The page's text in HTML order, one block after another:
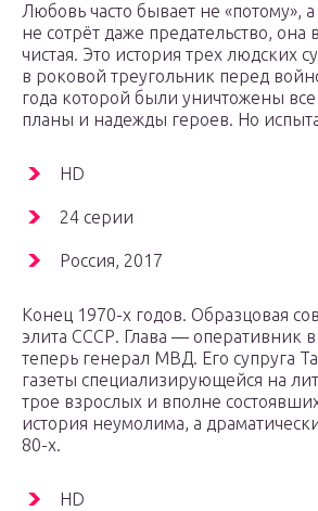
Любовь часто бывает не «потому»,
не сотрёт даже предательство,
чистая. Это история трех людских
в роковой треугольник перед
года которой были уничтожены
планы и надежды героев. Но
HD
24 серии
Россия, 2017
Конец 1970-х годов. Образцовая
элита СССР. Глава — оперативник
теперь генерал МВД. Его супруга
газеты специализирующейся на
трое взрослых и вполне
история неумолима, а
80-х.
HD